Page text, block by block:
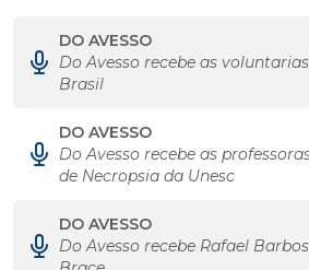
DO AVESSO
Do Avesso recebe as
Brasil
DO AVESSO
Do Avesso recebe as
de Necropsia da Unesc
DO AVESSO
Do Avesso recebe Rafael